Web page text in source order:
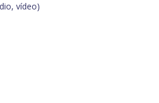
vídeo)